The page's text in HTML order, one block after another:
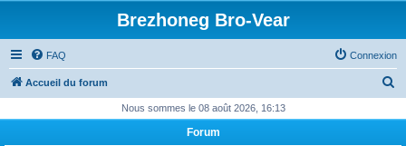
Brezhoneg Bro-Vear
FAQ Connexion
Accueil du forum
Nous sommes le 08 août 2026, 16:13
Forum